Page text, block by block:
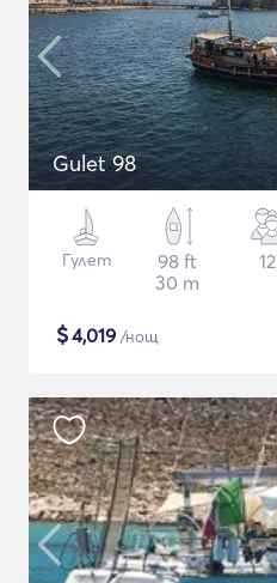
Gulet 98
Гулет
98 ft
30 m
12
$4,019 /нощ